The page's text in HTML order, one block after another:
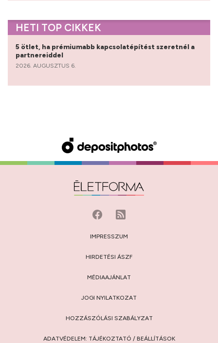
HETI TOP CIKKEK
5 ötlet, ha prémiumabb kapcsolatépítést szeretnél a
partnereiddel
2026. AUGUSZTUS 6.
IMPRESSZUM
HIRDETÉSI ÁSZF
MÉDIAAJÁNLAT
JOGI NYILATKOZAT
HOZZÁSZÓLÁSI SZABÁLYZAT
ADATVÉDELEM: TÁJÉKOZTATÓ / BEÁLLÍTÁSOK